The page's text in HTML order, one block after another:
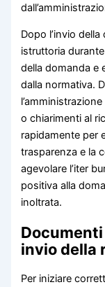
Dopo l’invio
istruttoria
della domanda e
dalla normativa.
o chiarimenti al
rapidamente per
trasparenza e la
agevolare l’iter
positiva alla
inoltrata.
invio della
Per iniziare